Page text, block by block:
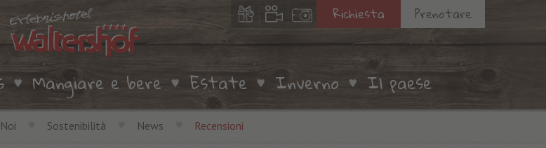
Richiesta Prenotare
Mangiare e bere Estate Inverno Il paese
Noi Sostenibilità News Recensioni